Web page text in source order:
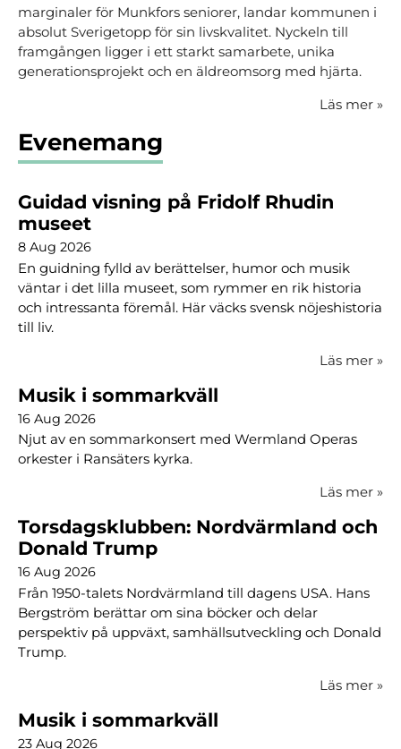
marginaler för Munkfors seniorer, landar kommunen i
absolut Sverigetopp för sin livskvalitet. Nyckeln till
framgången ligger i ett starkt samarbete, unika
generationsprojekt och en äldreomsorg med hjärta.
Läs mer »
Evenemang
Guidad visning på Fridolf Rhudin
museet
8 Aug 2026
En guidning fylld av berättelser, humor och musik
väntar i det lilla museet, som rymmer en rik historia
och intressanta föremål. Här väcks svensk nöjeshistoria
till liv.
Läs mer »
Musik i sommarkväll
16 Aug 2026
Njut av en sommarkonsert med Wermland Operas
orkester i Ransäters kyrka.
Läs mer »
Torsdagsklubben: Nordvärmland och
Donald Trump
16 Aug 2026
Från 1950-talets Nordvärmland till dagens USA. Hans
Bergström berättar om sina böcker och delar
perspektiv på uppväxt, samhällsutveckling och Donald
Trump.
Läs mer »
Musik i sommarkväll
23 Aug 2026